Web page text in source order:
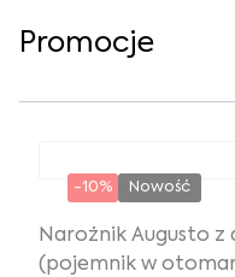
Promocje
-10% Nowość
Narożnik Augusto
(pojemnik w